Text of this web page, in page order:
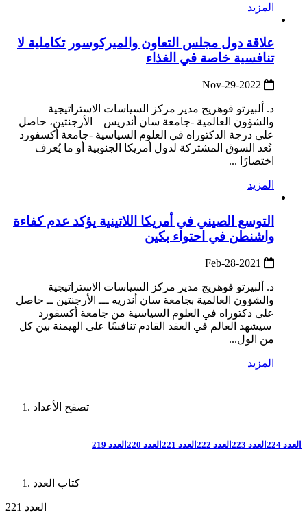
المزيد
علاقة دول مجلس التعاون والميركوسور تكاملية لا
تنافسية خاصة في الغذاء
د. ألبيرتو فوهريج مدير مركز السياسات الاستراتيجية
والشؤون العالمية -جامعة سان أندريس – الأرجنتين، حاصل
على درجة الدكتوراه في العلوم السياسية -جامعة أكسفورد
تُعد السوق المشتركة لدول أمريكا الجنوبية أو ما يُعرف
اختصارًا ...
المزيد
التوسع الصيني في أمريكا اللاتينية يؤكد عدم كفاءة
واشنطن في احتواء بكين
د. ألبيرتو فوهريج مدير مركز السياسات الاستراتيجية
والشؤون العالمية بجامعة سان أندريه ـــ الأرجنتين ــ حاصل
على دكتوراه في العلوم السياسية من جامعة أكسفورد
سيشهد العالم في العقد القادم تنافسًا على الهيمنة بين كل
من الول...
المزيد
تصفح الأعداد
العدد 224 العدد 223 العدد 222 العدد 221 العدد 220 العدد 219
كتاب العدد
العدد 221